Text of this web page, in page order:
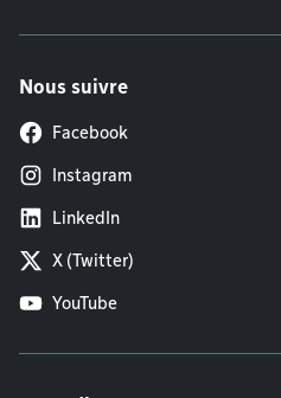
Nous suivre
Facebook
Instagram
LinkedIn
X (Twitter)
YouTube